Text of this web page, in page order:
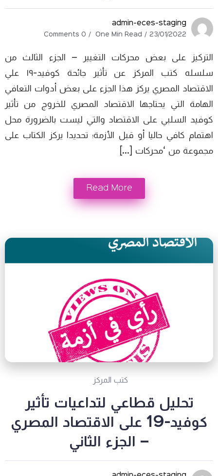
admin-eces-staging
23/01/2022
One Min Read
0 Comments
التركيز على بعض محركات التغيير – الجزء الثالث من
سلسله كتب المركز عن تأثير جائحة كوفيد-١٩ علي
الاقتصاد المصري يركز هذا الجزء على بعض أدوات التعافي
الهامة التي يحتاجها الاقتصاد المصري للخروج من تأثير
كوفيد السلبي على الاقتصاد والتي ليست بالضرورة محل
اهتمام كافي حاليا أو قبل الأزمة؛ تحديدا يركز الكتاب على
مجموعة من ‘محركات […]
Read More
كتب المركز
تحليل قطاعي لتداعيات تأثير
كوفيد-19 على الاقتصاد المصري
– الجزء الثاني